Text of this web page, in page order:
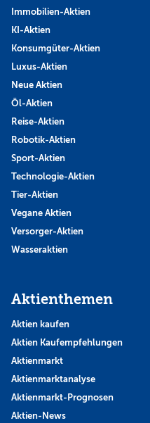
Immobilien-Aktien
KI-Aktien
Konsumgüter-Aktien
Luxus-Aktien
Neue Aktien
Öl-Aktien
Reise-Aktien
Robotik-Aktien
Sport-Aktien
Technologie-Aktien
Tier-Aktien
Vegane Aktien
Versorger-Aktien
Wasseraktien
Aktienthemen
Aktien kaufen
Aktien Kaufempfehlungen
Aktienmarkt
Aktienmarktanalyse
Aktienmarkt-Prognosen
Aktien-News